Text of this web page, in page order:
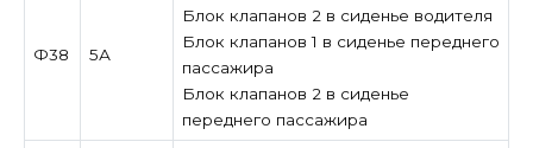
Ф38 5А
Блок клапанов 2 в сиденье водителя
Блок клапанов 1 в сиденье переднего
пассажира
Блок клапанов 2 в сиденье
переднего пассажира